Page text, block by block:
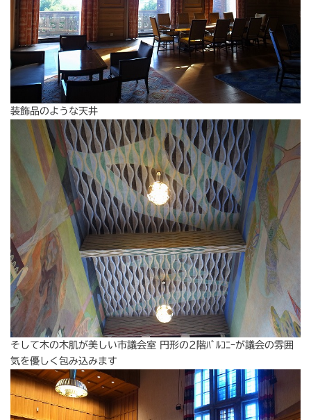
装飾品のような天井
そして木の木肌が美しい市議会室 円形の2階ﾊﾞﾙｺﾆｰが議会の雰囲
気を優しく包み込みます